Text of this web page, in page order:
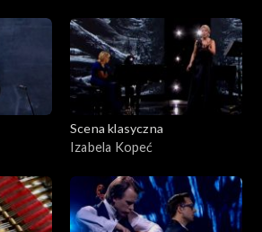
Scena klasyczna
Izabela Kopeć